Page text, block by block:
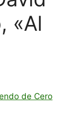
«Al
de Cero